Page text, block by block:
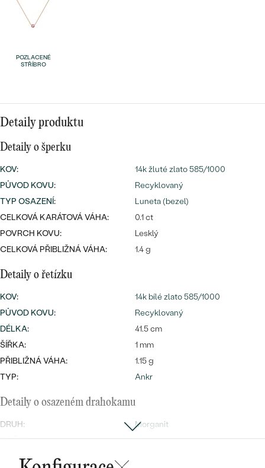
Wave kolekce
PROHLÉDNOUT
PODLE TVARU KAMENE
Bestsellery
přívěsky
Nejprodávanější
prsteny
PROHLÉDNOUT
POZLACENÉ
STŘÍBRO
Detaily produktu
Detaily o šperku
KOV:
14k žluté zlato 585/1000
PŮVOD KOVU:
Recyklovaný
TYP OSAZENÍ:
Luneta (bezel)
CELKOVÁ KARÁTOVÁ VÁHA:
0.1 ct
POVRCH KOVU:
Lesklý
CELKOVÁ PŘIBLIŽNÁ VÁHA:
1.4 g
Detaily o řetízku
KOV:
14k bílé zlato 585/1000
PŮVOD KOVU:
Recyklovaný
DÉLKA:
41.5 cm
ŠÍŘKA:
1 mm
PŘIBLIŽNÁ VÁHA:
1.15 g
TYP:
Ankr
Detaily o osazeném drahokamu
DRUH:
Morganit
POČET:
1
KARÁTOVÁ VÁHA: